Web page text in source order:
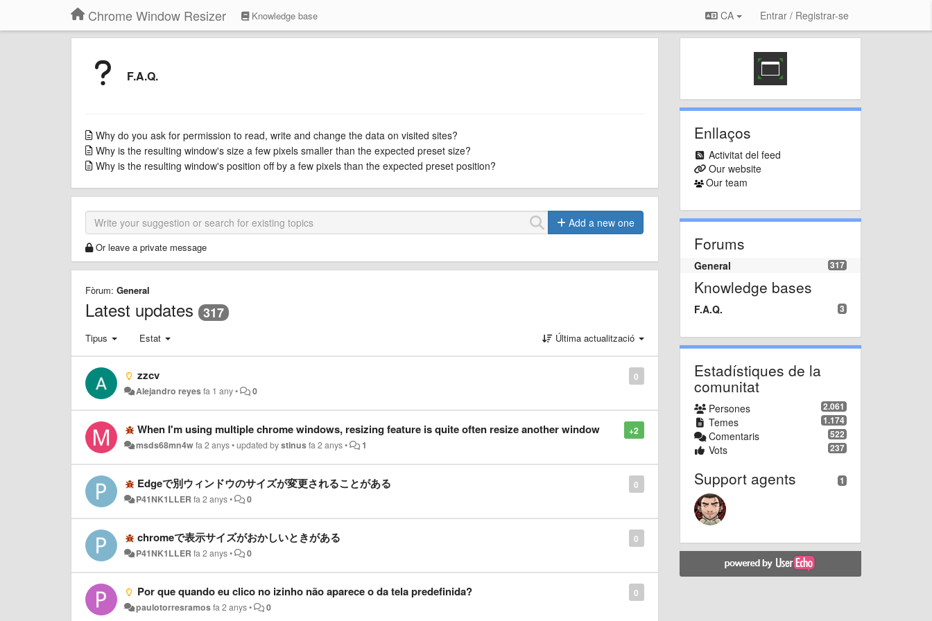
Chrome Window Resizer Knowledge base CA Entrar / Registrar-se
F.A.Q.
Why do you ask for permission to read, write and change the data on visited sites?
Why is the resulting window's size a few pixels smaller than the expected preset size?
Why is the resulting window's position off by a few pixels than the expected preset position?
Add a new one
Or leave a private message
Fòrum: General
Latest updates 317
Tipus Estat Última actualització
0
zzcv
Alejandro reyesfa 1 any• 0
+2
When I'm using multiple chrome windows, resizing feature is quite often resize another window
msds68mn4wfa 2 anys•updated bystinusfa 2 anys• 1
0
Edgeで別ウィンドウのサイズが変更されることがある
P41NK1LLERfa 2 anys• 0
0
chromeで表示サイズがおかしいときがある
P41NK1LLERfa 2 anys• 0
0
Por que quando eu clico no izinho não aparece o da tela predefinida?
paulotorresramosfa 2 anys• 0
Enllaços
Activitat del feed
Our website
Our team
Forums
317
General
Knowledge bases
3
F.A.Q.
Estadístiques de la
comunitat
2.061
Persones
1.174
Temes
522
Comentaris
237
Vots
1
Support agents